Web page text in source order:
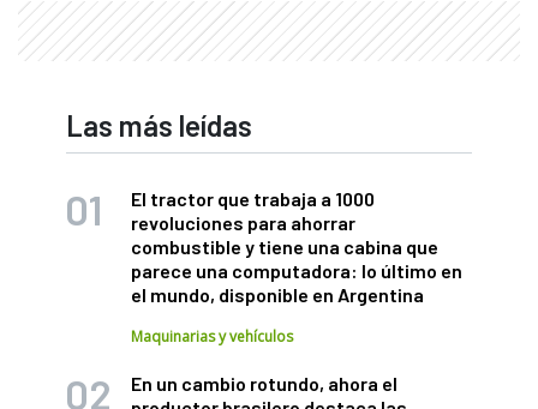
Las más leídas
El tractor que trabaja a 1000
revoluciones para ahorrar
combustible y tiene una cabina que
parece una computadora: lo último en
el mundo, disponible en Argentina
Maquinarias y vehículos
En un cambio rotundo, ahora el